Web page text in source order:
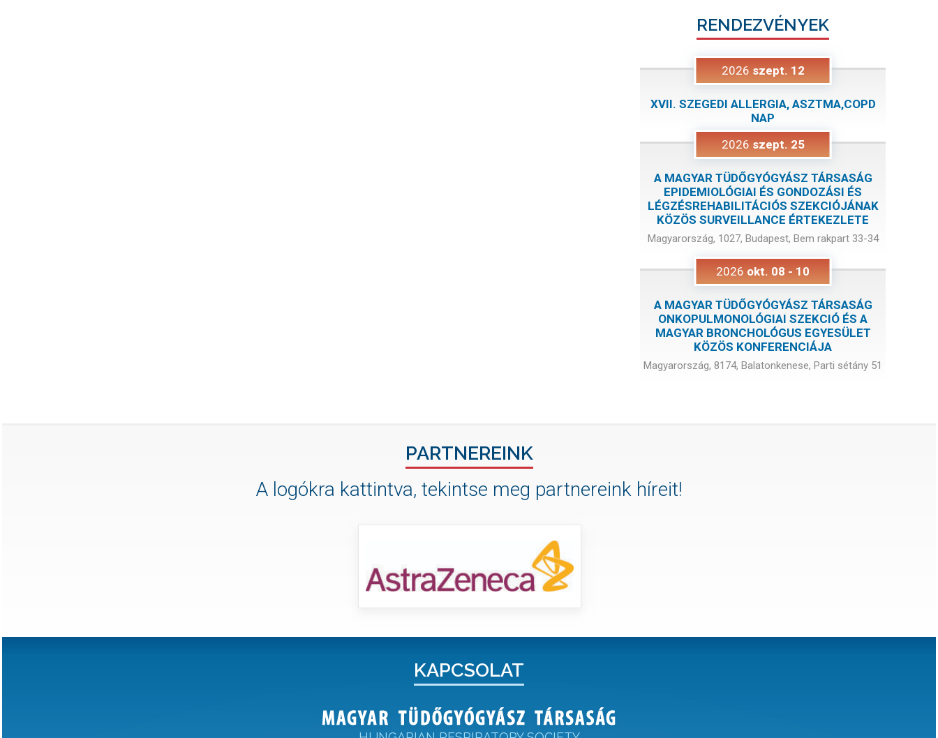
RENDEZVÉNYEK
2026 szept. 12
XVII. SZEGEDI ALLERGIA, ASZTMA,COPD
NAP
2026 szept. 25
A MAGYAR TÜDŐGYÓGYÁSZ TÁRSASÁG
EPIDEMIOLÓGIAI ÉS GONDOZÁSI ÉS
LÉGZÉSREHABILITÁCIÓS SZEKCIÓJÁNAK
KÖZÖS SURVEILLANCE ÉRTEKEZLETE
Magyarország, 1027, Budapest, Bem rakpart 33-34
2026 okt. 08 - 10
A MAGYAR TÜDŐGYÓGYÁSZ TÁRSASÁG
ONKOPULMONOLÓGIAI SZEKCIÓ ÉS A
MAGYAR BRONCHOLÓGUS EGYESÜLET
KÖZÖS KONFERENCIÁJA
Magyarország, 8174, Balatonkenese, Parti sétány 51
PARTNEREINK
A logókra kattintva, tekintse meg partnereink híreit!
KAPCSOLAT